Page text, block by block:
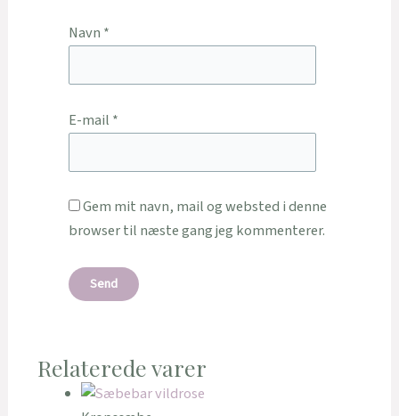
Navn *
E-mail *
Gem mit navn, mail og websted i denne
browser til næste gang jeg kommenterer.
Relaterede varer